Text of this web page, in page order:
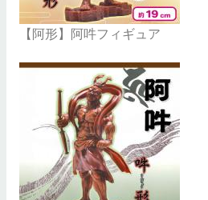
【阿形】阿吽フィギュア